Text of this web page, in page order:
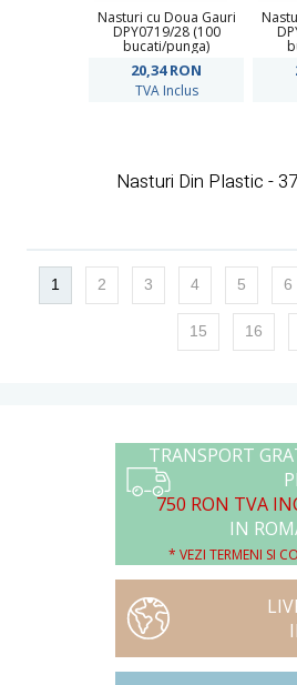
Nasturi cu Doua Gauri
DPY0719/28 (100
bucati/punga)
20,34RON
TVA Inclus
Nasturi Din Plastic -
1 2 3 4 5 6
15 16
TRANSPORT
750 RON TVA
IN
* VEZI TERMENI SI